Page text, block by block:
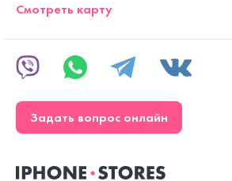
Смотреть карту
Задать вопрос онлайн